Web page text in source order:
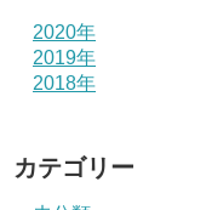
2020年
2019年
2018年
カテゴリー